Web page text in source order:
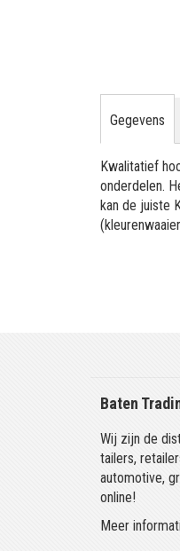
gallerij
Gegevens
Kwalitatief
onderdelen.
kan de juiste
Baten
Wij zijn de
tailers,
automotive,
online!
Meer